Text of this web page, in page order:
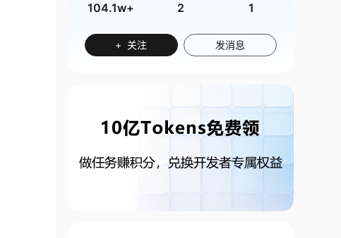
104.1w+ 2 1
+ 关注 发消息